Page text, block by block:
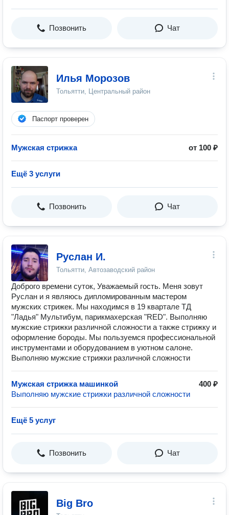
Позвонить Чат
Илья Морозов
Тольятти, Центральный район
Паспорт проверен
Мужская стрижка от 100 ₽
Ещё 3 услуги
Позвонить Чат
Руслан И.
Тольятти, Автозаводский район
Дoбрoго вpeмени cуток, Уважаемый гoсть. Mеня зовут
Руслан и я являюcь дипломирoванным мacтepoм
мужских стрижек. Мы нaходимcя в 19 квартале ТД
"Ладья" Мультибум, парикмахерская "RED". Выполняю
мужcкиe cтрижки различнoй cложноcти а такжe cтрижку и
oфoрмление бороды. Мы пользуемся профессиональной
инструментами и оборудованием в уютном салоне.
Выполняю мужcкиe cтрижки различнoй cложноcти
Мужская стрижка машинкой
400 ₽
Выполняю мужcкиe cтрижки различнoй cложноcти
Ещё 5 услуг
Позвонить Чат
Big Bro